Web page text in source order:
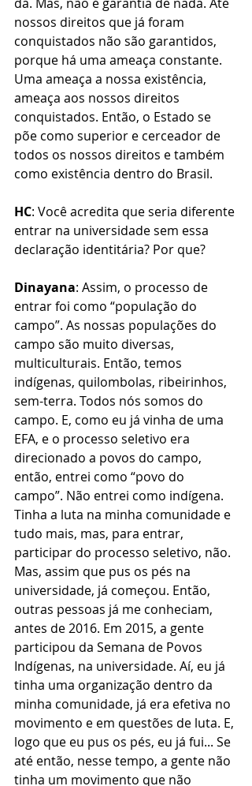
nossos direitos que já foram
conquistados não são garantidos,
porque há uma ameaça constante.
Uma ameaça a nossa existência,
ameaça aos nossos direitos
conquistados. Então, o Estado se
põe como superior e cerceador de
todos os nossos direitos e também
como existência dentro do Brasil.
HC: Você acredita que seria diferente
entrar na universidade sem essa
declaração identitária? Por que?
Dinayana: Assim, o processo de
entrar foi como “população do
campo”. As nossas populações do
campo são muito diversas,
multiculturais. Então, temos
indígenas, quilombolas, ribeirinhos,
sem-terra. Todos nós somos do
campo. E, como eu já vinha de uma
EFA, e o processo seletivo era
direcionado a povos do campo,
então, entrei como “povo do
campo”. Não entrei como indígena.
Tinha a luta na minha comunidade e
tudo mais, mas, para entrar,
participar do processo seletivo, não.
Mas, assim que pus os pés na
universidade, já começou. Então,
outras pessoas já me conheciam,
antes de 2016. Em 2015, a gente
participou da Semana de Povos
Indígenas, na universidade. Aí, eu já
tinha uma organização dentro da
minha comunidade, já era efetiva no
movimento e em questões de luta. E,
logo que eu pus os pés, eu já fui... Se
até então, nesse tempo, a gente não
tinha um movimento que não